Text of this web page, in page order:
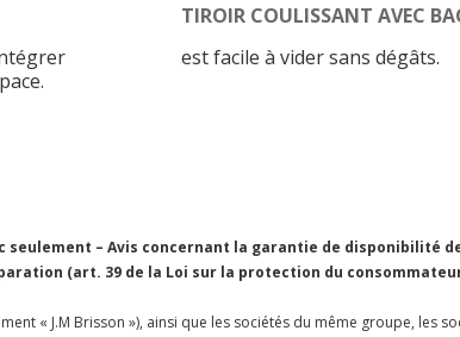
TIROIR COULISSANT AVEC
est facile à vider sans dégâts.
seulement – Avis concernant la garantie de disponibilité
(art. 39 de la Loi sur la protection du
« J.M Brisson »), ainsi que les sociétés du même groupe, les